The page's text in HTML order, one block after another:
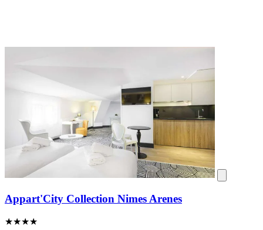
Appart'City Collection Nimes Arenes
★★★★